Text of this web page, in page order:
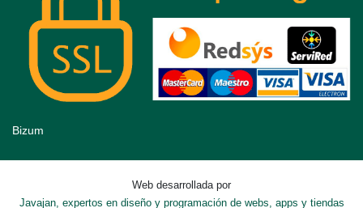
Bizum
Web desarrollada por
Javajan, expertos en diseño y programación de webs, apps y tiendas